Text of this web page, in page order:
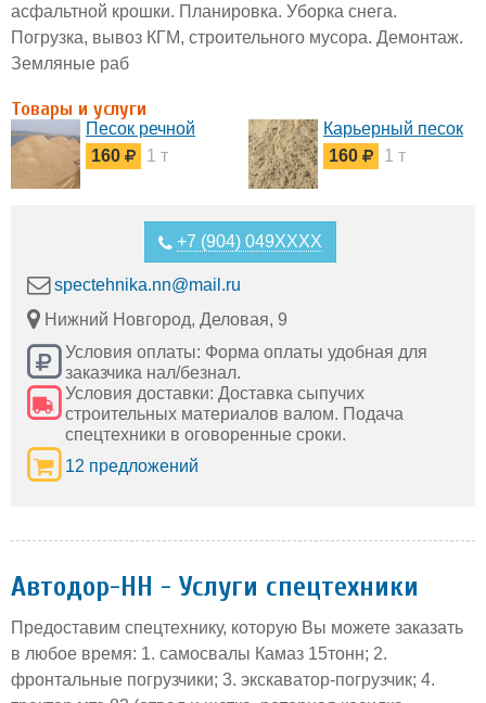
асфальтной крошки. Планировка. Уборка снега.
Погрузка, вывоз КГМ, строительного мусора. Демонтаж.
Земляные раб
Товары и услуги
Песок речной
160
1 т
Карьерный песок
160
1 т
+7 (904) 049XXXX
spectehnika.nn@mail.ru
Нижний Новгород, Деловая, 9
Условия оплаты: Форма оплаты удобная для
заказчика нал/безнал.
Условия доставки: Доставка сыпучих
строительных материалов валом. Подача
спецтехники в оговоренные сроки.
12 предложений
Автодор-НН - Услуги спецтехники
Предоставим спецтехнику, которую Вы можете заказать
в любое время: 1. самосвалы Камаз 15тонн; 2.
фронтальные погрузчики; 3. экскаватор-погрузчик; 4.